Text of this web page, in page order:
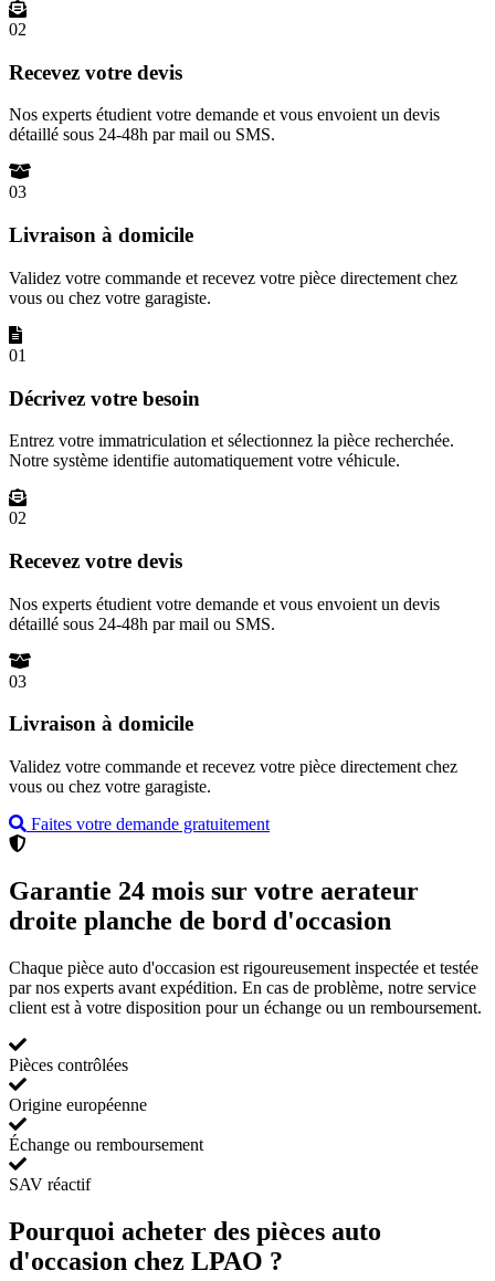
02
Recevez votre devis
Nos experts étudient votre demande et vous envoient un devis
détaillé sous 24-48h par mail ou SMS.
03
Livraison à domicile
Validez votre commande et recevez votre pièce directement chez
vous ou chez votre garagiste.
01
Décrivez votre besoin
Entrez votre immatriculation et sélectionnez la pièce recherchée.
Notre système identifie automatiquement votre véhicule.
02
Recevez votre devis
Nos experts étudient votre demande et vous envoient un devis
détaillé sous 24-48h par mail ou SMS.
03
Livraison à domicile
Validez votre commande et recevez votre pièce directement chez
vous ou chez votre garagiste.
Faites votre demande gratuitement
Garantie 24 mois sur votre aerateur
droite planche de bord d'occasion
Chaque pièce auto d'occasion est rigoureusement inspectée et testée
par nos experts avant expédition. En cas de problème, notre service
client est à votre disposition pour un échange ou un remboursement.
Pièces contrôlées
Origine européenne
Échange ou remboursement
SAV réactif
Pourquoi acheter des pièces auto
d'occasion chez LPAO ?